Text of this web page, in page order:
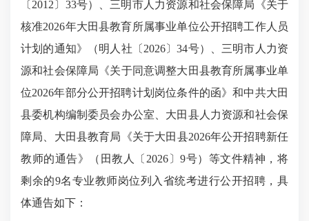
〔 2012 〕 33号）、三明市人力资源和社会保障局《关于
核准2026年大田县教育所属事业单位公开招聘工作人员
计划的通知》（明人社〔 2026〕34号）、三明市人力资
源和社会保障局《关于同意调整大田县教育所属事业单
位2026年部分公开招聘计划岗位条件的函》和中共大田
县委机构编制委员会办公室、大田县人力资源和社会保
障局、大田县教育局《关于大田县2026年公开招聘新任
教师的通告》（田教人〔 2026 〕9号）等文件精神，将
剩余的9名专业教师岗位列入省统考进行公开招聘，具
体通告如下：